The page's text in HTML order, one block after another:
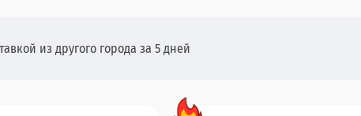
из другого города за 5 дней